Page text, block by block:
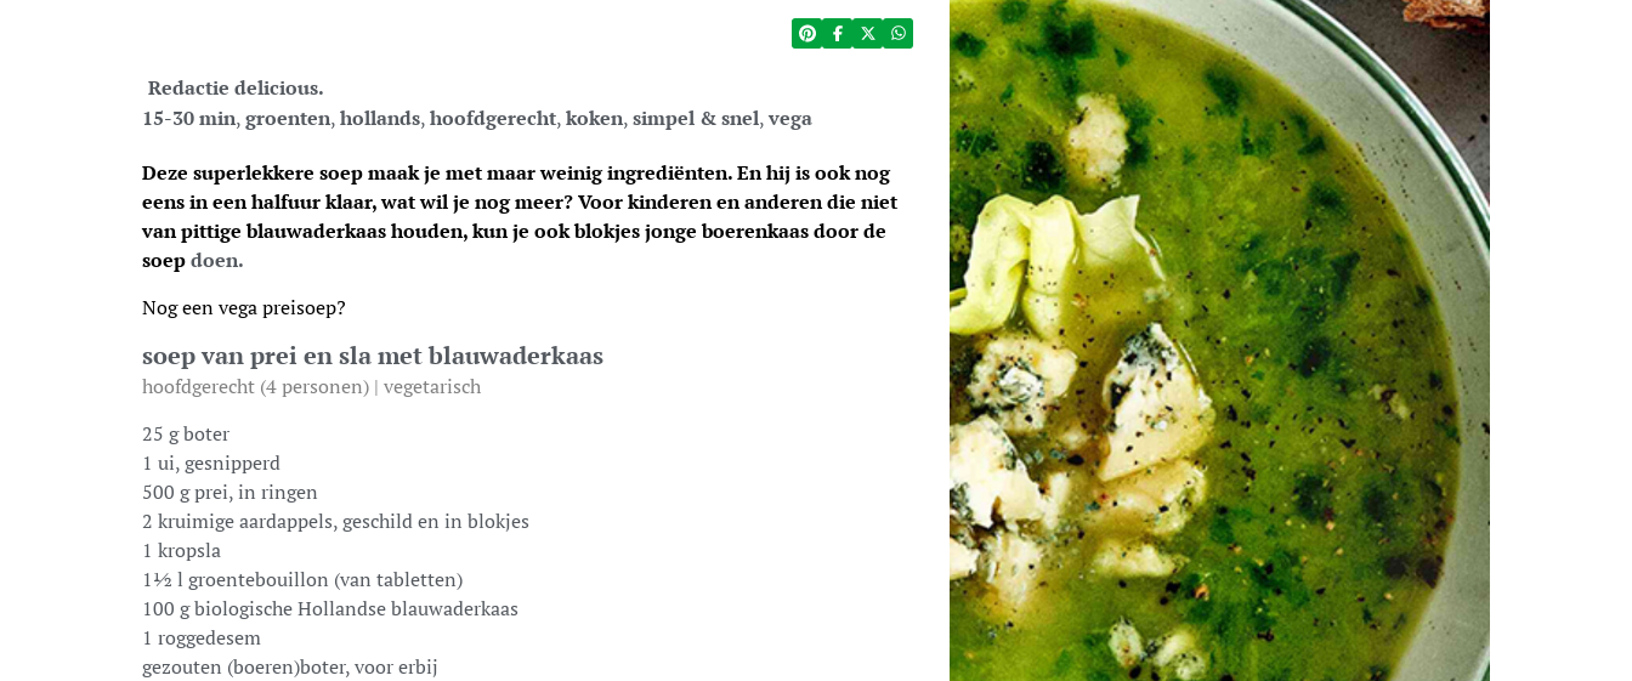
Redactie delicious.
15-30 min,groenten,hollands,hoofdgerecht,koken,simpel & snel,vega
Deze superlekkere soep maak je met maar weinig ingrediënten. En hij is ook nog
eens in een halfuur klaar, wat wil je nog meer? Voor kinderen en anderen die niet
vanpittigeblauwaderkaas houden,kun je ook blokjesjonge boerenkaas door de
soepdoen.
Nog een vega preisoep?
soep van prei en sla met blauwaderkaas
hoofdgerecht (4 personen) | vegetarisch
25 g boter
1 ui, gesnipperd
500 g prei, in ringen
2 kruimige aardappels, geschild en in blokjes
1 kropsla
1½ l groentebouillon (van tabletten)
100 g biologische Hollandse blauwaderkaas
1 roggedesem
gezouten (boeren)boter, voor erbij